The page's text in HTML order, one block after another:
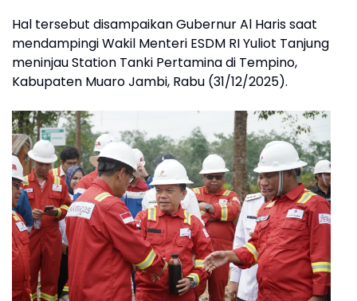
Hal tersebut disampaikan Gubernur Al Haris saat
mendampingi Wakil Menteri ESDM RI Yuliot Tanjung
meninjau Station Tanki Pertamina di Tempino,
Kabupaten Muaro Jambi, Rabu (31/12/2025).